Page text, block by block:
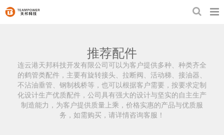
推荐配件
连云港天邦科技开发有限公司可以为客户提供多种、种类齐全
的鹤管类配件，主要有旋转接头、拉断阀、活动梯、接油器、
不沾油垂管、钢制栈桥等，也可以根据客户需要，按要求定制
化设计生产优质配件，公司具有强大的设计与坚实的自主生产
制造能力，为客户提供质量上乘，价格实惠的产品与优质服
务，如需购买，请详情咨询客服！